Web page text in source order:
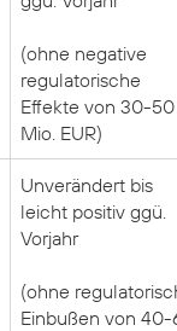
(ohne negative
regulatorische
Effekte von 30-50
Unverändert bis
leicht positiv ggü.
Vorjahr
(ohne
Einbußen von